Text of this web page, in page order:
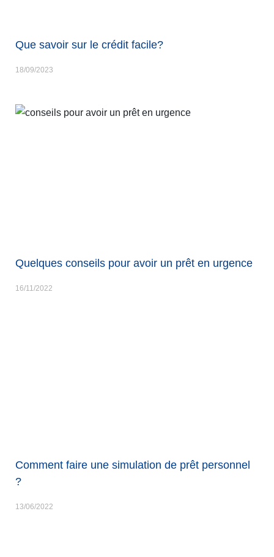
Que savoir sur le crédit facile?
18/09/2023
Quelques conseils pour avoir un prêt en urgence
16/11/2022
Comment faire une simulation de prêt personnel
?
13/06/2022